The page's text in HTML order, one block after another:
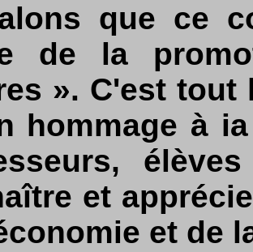
que ce
de la
». C'est tout
hommage à
et
et de